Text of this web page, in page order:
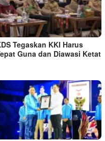
Tegaskan KKI Harus
Guna dan Diawasi Ketat